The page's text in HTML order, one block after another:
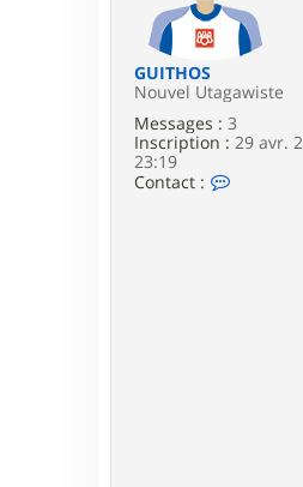
GUITHOS
Nouvel Utagawiste
Messages : 3
Inscription : 29 avr.
23:19
Contact :